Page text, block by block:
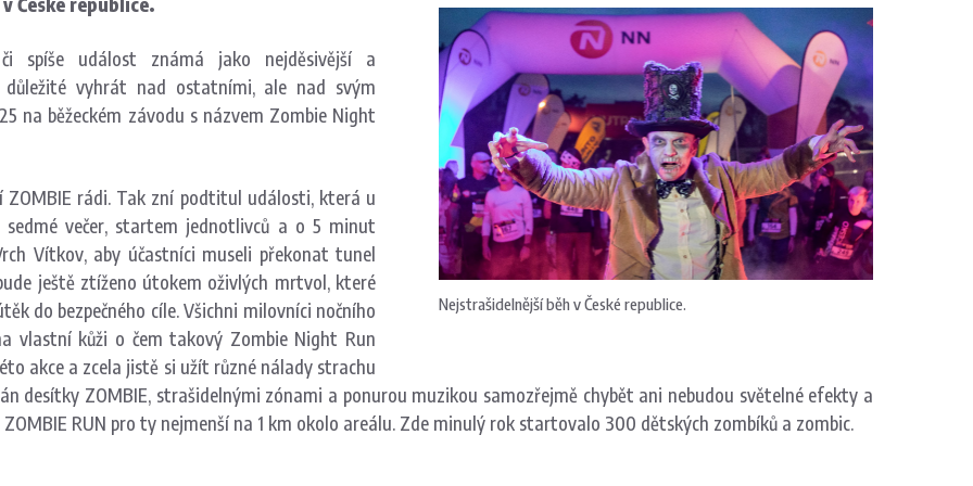
Nejstrašidelnější běh v České republice.
událost známá jako nejděsivější a
vyhrát nad ostatními, ale nad svým
na běžeckém závodu s názvem Zombie Night
rádi. Tak zní podtitul události, která u
večer, startem jednotlivců a o 5 minut
Vítkov, aby účastníci museli překonat tunel
ještě ztíženo útokem oživlých mrtvol, které
do bezpečného cíle. Všichni milovníci nočního
vlastní kůži o čem takový Zombie Night Run
akce a zcela jistě si užít různé nálady strachu
desítky ZOMBIE, strašidelnými zónami a ponurou muzikou samozřejmě chybět ani nebudou světelné efekty a
RUN pro ty nejmenší na 1 km okolo areálu. Zde minulý rok startovalo 300 dětských zombíků a zombic.